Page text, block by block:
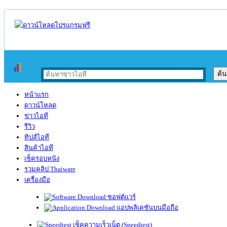
หน้าแรก
ดาวน์โหลด
ข่าวไอที
รีวิว
ทิปส์ไอที
สินค้าไอที
เช็ครอบหนัง
รวมคลิป Thaiware
เครื่องมือ
ซอฟต์แวร์
แอปพลิเคชันบนมือถือ
เช็คความเร็วเน็ต (Speedtest)